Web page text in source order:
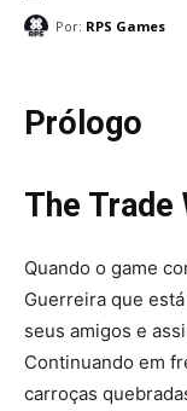
Por: RPS Games
Prólogo
The Trade
Quando o game
Guerreira que
seus amigos e
Continuando em
carroças